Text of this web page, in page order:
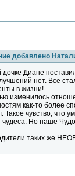
добавлено
дочке Диане
нет. Всё
в жизни!
изменилось
как-то более
чувство, что
Но наше
таких же